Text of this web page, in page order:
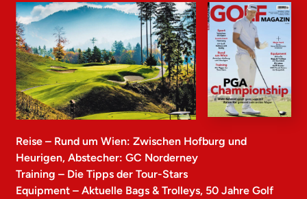
Reise – Rund um Wien: Zwischen Hofburg und
Heurigen, Abstecher: GC Norderney
Training – Die Tipps der Tour-Stars
Equipment – Aktuelle Bags & Trolleys, 50 Jahre Golf